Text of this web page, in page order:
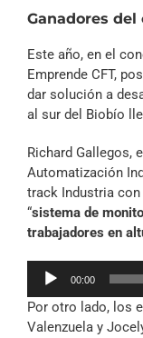
Ganadores del
Este año, en el
Emprende CFT,
dar solución a
al sur del Biobío
Richard Gallegos,
Automatización
track Industria
“sistema de
trabajadores en
Reproductor
audio
00:00
Por otro lado, los
Valenzuela y